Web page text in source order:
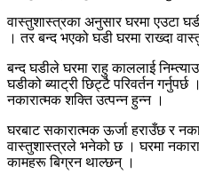
वास्तुशास्त्रका अनुसार घरमा एउटा
। तर बन्द भएको घडी घरमा राख्दा
बन्द घडीले घरमा राहु काललाई
घडीको ब्याट्री छिट्टै परिवर्तन
नकारात्मक शक्ति उत्पन्न हुन्न ।
घरबाट सकारात्मक ऊर्जा हराउँछ र
वास्तुशास्त्रले भनेको छ । घरमा
कामहरू बिग्रन थाल्छन् ।